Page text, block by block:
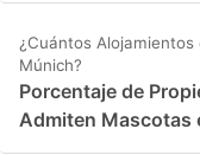
¿Cuántos
Múnich?
Porcentaje de
Admiten Mascotas